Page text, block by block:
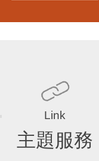
主題服務